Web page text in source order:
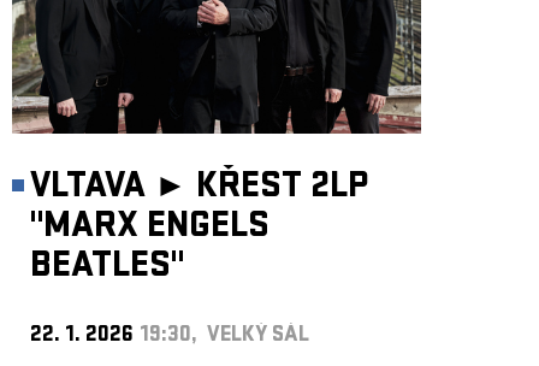
VLTAVA ► KŘEST 2LP
"MARX ENGELS
BEATLES"
22. 1. 2026 19:30, VELKÝ SÁL